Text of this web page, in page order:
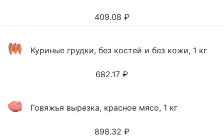
409.08 ₽
Куриные грудки, без костей и без кожи, 1 кг
682.17 ₽
Говяжья вырезка, красное мясо, 1 кг
898.32 ₽